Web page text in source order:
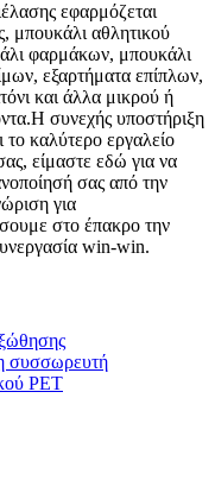
εφαρμόζεται
μπουκάλι αθλητικού
φαρμάκων, μπουκάλι
εξαρτήματα επίπλων,
και άλλα μικρού ή
συνεχής υποστήριξη
το καλύτερο εργαλείο
είμαστε εδώ για να
σας από την
για
στο έπακρο την
win-win.
συσσωρευτή
PET